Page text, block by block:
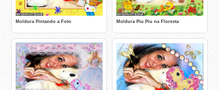
Moldura Pintando a Foto Moldura Piu Piu na Floresta